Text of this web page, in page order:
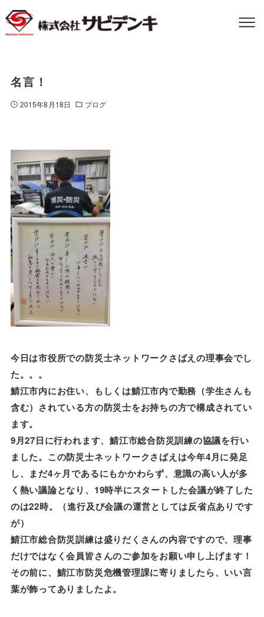
名言！
2015年8月18日 ブログ
今日は市役所での防災士ネットワークさばえの理事会でし
た。。。
鯖江市内にお住い、もしくは鯖江市内で勤務（学生さんも
含む）されている方の防災士をお持ちの方で構成されてい
ます。
9月27日に行われます、鯖江市総合防災訓練の協議を行い
ました。この防災士ネットワークさばえは今年4月に発足
し、まだ4ヶ月であるにもかかわらず、意識の高い人が多
く熱い議論となり、19時半にスタートした会議が終了した
のは22時。（進行及び会議の運営としては反省点ありです
が）
鯖江市総合防災訓練は盛りだくさんの内容ですので、理事
だけではなく会員皆さんのご参加をお願い申し上げます！
その前に、鯖江市防災危機管理課に寄りましたら、いい言
葉が飾ってありましたよ。